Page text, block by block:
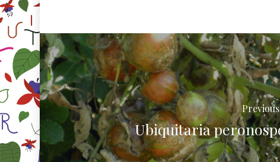
Ubiquitaria